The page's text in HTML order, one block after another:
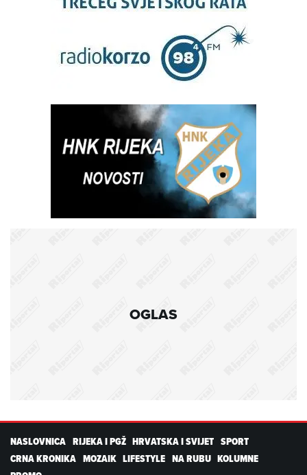
OGLAS
NASLOVNICA RIJEKA I PGŽ HRVATSKA I SVIJET SPORT
CRNA KRONIKA MOZAIK LIFESTYLE NA RUBU KOLUMNE